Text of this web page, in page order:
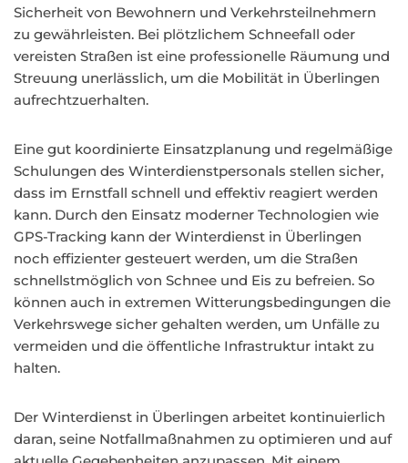
Sicherheit von Bewohnern und Verkehrsteilnehmern
zu gewährleisten. Bei plötzlichem Schneefall oder
vereisten Straßen ist eine professionelle Räumung und
Streuung unerlässlich, um die Mobilität in Überlingen
aufrechtzuerhalten.
Eine gut koordinierte Einsatzplanung und regelmäßige
Schulungen des Winterdienstpersonals stellen sicher,
dass im Ernstfall schnell und effektiv reagiert werden
kann. Durch den Einsatz moderner Technologien wie
GPS-Tracking kann der Winterdienst in Überlingen
noch effizienter gesteuert werden, um die Straßen
schnellstmöglich von Schnee und Eis zu befreien. So
können auch in extremen Witterungsbedingungen die
Verkehrswege sicher gehalten werden, um Unfälle zu
vermeiden und die öffentliche Infrastruktur intakt zu
halten.
Der Winterdienst in Überlingen arbeitet kontinuierlich
daran, seine Notfallmaßnahmen zu optimieren und auf